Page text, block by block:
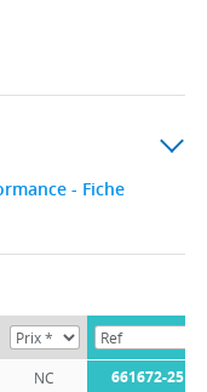
- Fiche
NC 661672-25